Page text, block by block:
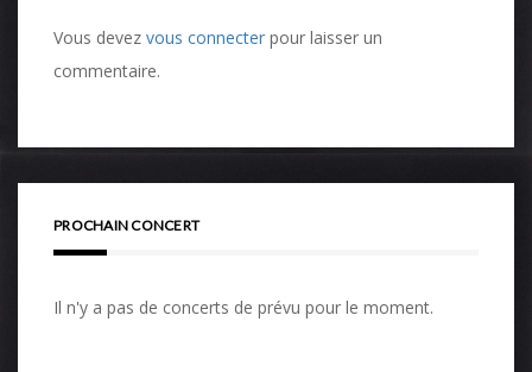
Vous devez vous connecter pour laisser un
commentaire.
PROCHAIN CONCERT
Il n'y a pas de concerts de prévu pour le moment.